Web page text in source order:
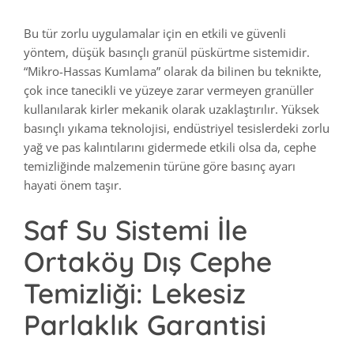
Bu tür zorlu uygulamalar için en etkili ve güvenli
yöntem, düşük basınçlı granül püskürtme sistemidir.
“Mikro-Hassas Kumlama” olarak da bilinen bu teknikte,
çok ince tanecikli ve yüzeye zarar vermeyen granüller
kullanılarak kirler mekanik olarak uzaklaştırılır. Yüksek
basınçlı yıkama teknolojisi, endüstriyel tesislerdeki zorlu
yağ ve pas kalıntılarını gidermede etkili olsa da, cephe
temizliğinde malzemenin türüne göre basınç ayarı
hayati önem taşır.
Saf Su Sistemi İle
Ortaköy Dış Cephe
Temizliği: Lekesiz
Parlaklık Garantisi